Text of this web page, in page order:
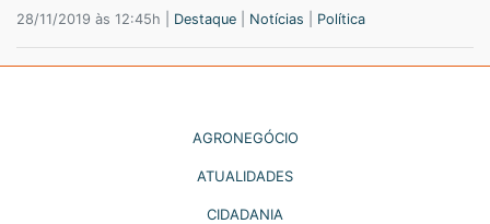
28/11/2019 às 12:45h | Destaque Notícias Política
AGRONEGÓCIO
ATUALIDADES
CIDADANIA